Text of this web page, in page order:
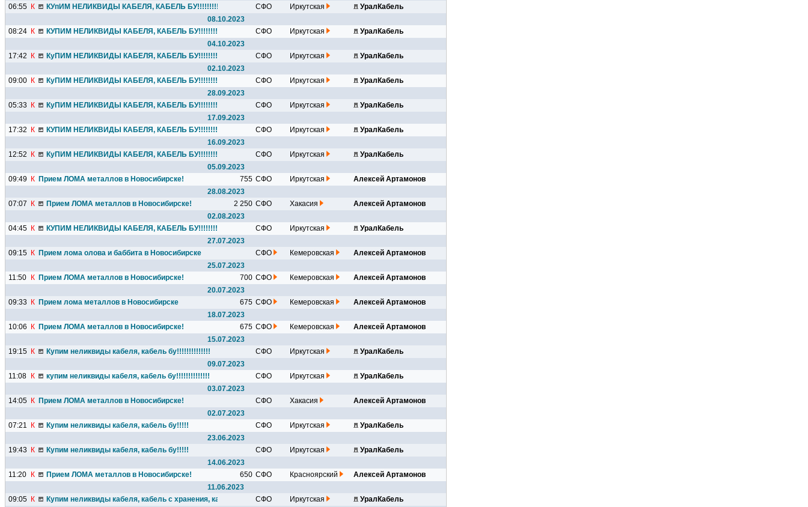
06:55 К КУпИМ НЕЛИКВИДЫ КАБЕЛЯ, КАБЕЛЬ БУ!!!!!!!!! СФО Иркутская
УралКабель
08.10.2023
08:24 К КУПИМ НЕЛИКВИДЫ КАБЕЛЯ, КАБЕЛЬ БУ!!!!!!!!! СФО Иркутская
УралКабель
04.10.2023
17:42
К КуПИМ НЕЛИКВИДЫ КАБЕЛЯ, КАБЕЛЬ БУ!!!!!!!!! СФО Иркутская
УралКабель
02.10.2023
09:00 К КуПИМ НЕЛИКВИДЫ КАБЕЛЯ, КАБЕЛЬ БУ!!!!!!!!! СФО Иркутская
УралКабель
28.09.2023
05:33
К КуПИМ НЕЛИКВИДЫ КАБЕЛЯ, КАБЕЛЬ БУ!!!!!!!!! СФО Иркутская
УралКабель
17.09.2023
17:32
К КУПИМ НЕЛИКВИДЫ КАБЕЛЯ, КАБЕЛЬ БУ!!!!!!!!! СФО Иркутская
УралКабель
16.09.2023
12:52
К КуПИМ НЕЛИКВИДЫ КАБЕЛЯ, КАБЕЛЬ БУ!!!!!!!!! СФО Иркутская
УралКабель
05.09.2023
09:49 К Прием ЛОМА металлов в Новосибирске! 755 СФО Иркутская
Алексей Артамонов
28.08.2023
07:07
К Прием ЛОМА металлов в Новосибирске! 2 250 СФО Хакасия
Алексей Артамонов
02.08.2023
04:45 К КУПИМ НЕЛИКВИДЫ КАБЕЛЯ, КАБЕЛЬ БУ!!!!!!!!! СФО Иркутская
УралКабель
27.07.2023
09:15 К Прием лома олова и баббита в Новосибирске СФО Кемеровская
Алексей Артамонов
25.07.2023
11:50
К Прием ЛОМА металлов в Новосибирске! 700 СФО Кемеровская
Алексей Артамонов
20.07.2023
09:33
К Прием лома металлов в Новосибирске 675 СФО Кемеровская
Алексей Артамонов
18.07.2023
10:06
К Прием ЛОМА металлов в Новосибирске! 675 СФО Кемеровская
Алексей Артамонов
15.07.2023
19:15 К Купим неликвиды кабеля, кабель бу!!!!!!!!!!!!!! СФО Иркутская
УралКабель
09.07.2023
11:08
К купим неликвиды кабеля, кабель бу!!!!!!!!!!!!!! СФО Иркутская
УралКабель
03.07.2023
14:05 К Прием ЛОМА металлов в Новосибирске! СФО Хакасия
Алексей Артамонов
02.07.2023
07:21
К Купим неликвиды кабеля, кабель бу!!!!! СФО Иркутская
УралКабель
23.06.2023
19:43
К Купим неликвиды кабеля, кабель бу!!!!! СФО Иркутская
УралКабель
14.06.2023
11:20
К Прием ЛОМА металлов в Новосибирске! 650 СФО Красноярский
Алексей Артамонов
11.06.2023
09:05 К Купим неликвиды кабеля, кабель с хранения, кабель бу!!!!!СФО Иркутская
УралКабель